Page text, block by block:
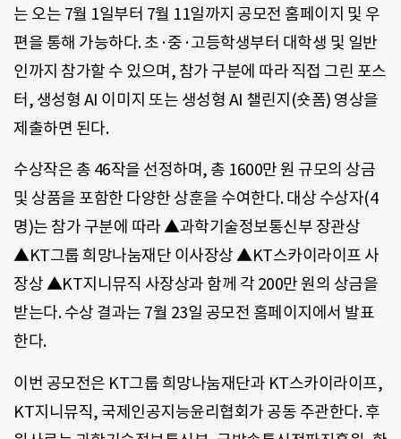
는 오는 7월 1일부터 7월 11일까지 공모전 홈페이지 및 우
편을 통해 가능하다. 초·중·고등학생부터 대학생 및 일반
인까지 참가할 수 있으며, 참가 구분에 따라 직접 그린 포스
터, 생성형 AI 이미지 또는 생성형 AI 챌린지(숏폼) 영상을
제출하면 된다.
수상작은 총 46작을 선정하며, 총 1600만 원 규모의 상금
및 상품을 포함한 다양한 상훈을 수여한다. 대상 수상자(4
명)는 참가 구분에 따라 ▲과학기술정보통신부 장관상
▲KT그룹 희망나눔재단 이사장상 ▲KT스카이라이프 사
장상 ▲KT지니뮤직 사장상과 함께 각 200만 원의 상금을
받는다. 수상 결과는 7월 23일 공모전 홈페이지에서 발표
한다.
이번 공모전은 KT그룹 희망나눔재단과 KT스카이라이프,
KT지니뮤직, 국제인공지능윤리협회가 공동 주관한다. 후